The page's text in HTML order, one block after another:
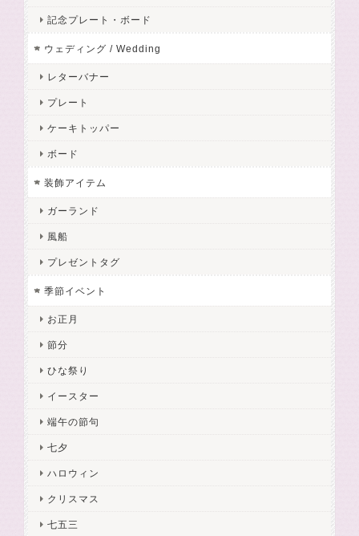
記念プレート・ボード
ウェディング / Wedding
レターバナー
プレート
ケーキトッパー
ボード
装飾アイテム
ガーランド
風船
プレゼントタグ
季節イベント
お正月
節分
ひな祭り
イースター
端午の節句
七夕
ハロウィン
クリスマス
七五三